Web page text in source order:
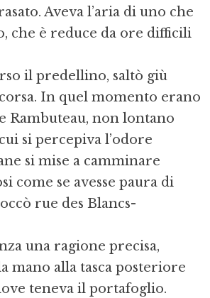
Aveva l’aria di uno che
che è reduce da ore difficili
il predellino, saltò giù
In quel momento erano
Rambuteau, non lontano
si percepiva l’odore
si mise a camminare
come se avesse paura di
rue des Blancs-
una ragione precisa,
mano alla tasca posteriore
teneva il portafoglio.